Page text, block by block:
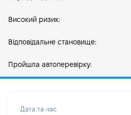
Високий ризик:
Відповідальне становище:
Пройшла автоперевірку:
Дата та час